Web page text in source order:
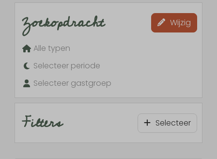
Zoekopdracht Wijzig
Alle typen
Selecteer periode
Selecteer gastgroep
Filters Selecteer